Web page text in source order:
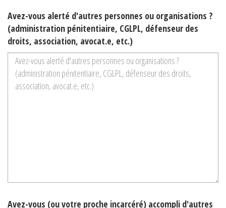
Avez-vous alerté d'autres personnes ou organisations ?
(administration pénitentiaire, CGLPL, défenseur des
droits, association, avocat.e, etc.)
Avez-vous (ou votre proche incarcéré) accompli d'autres